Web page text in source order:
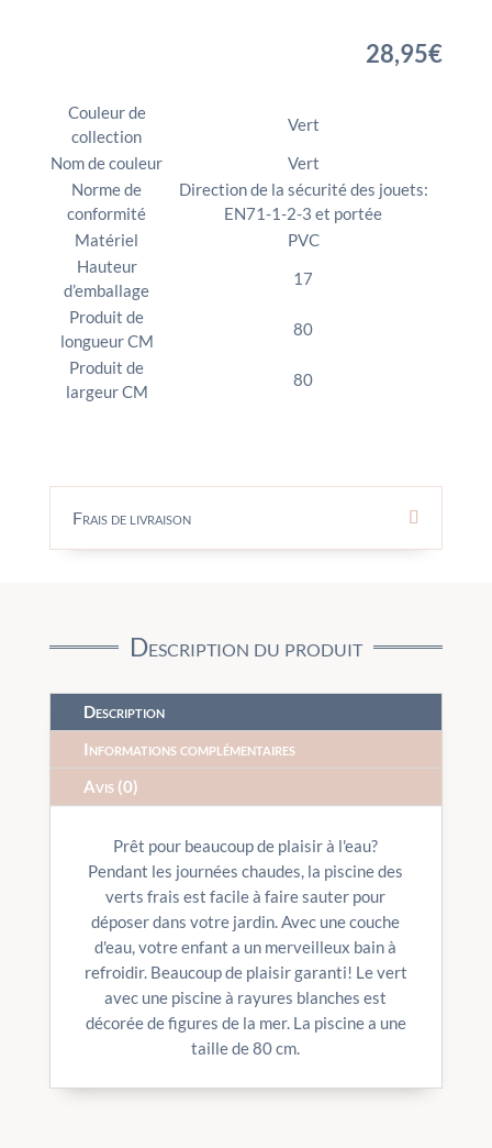
28,95€
Couleur de
collection
Vert
Nom de couleur
Vert
Norme de
conformité
Direction de la sécurité des jouets:
EN71-1-2-3 et portée
Matériel
PVC
Hauteur
d’emballage
17
Produit de
longueur CM
80
Produit de
largeur CM
80
Frais de livraison
Description du produit
Description
Informations complémentaires
Avis (0)
Prêt pour beaucoup de plaisir à l'eau?
Pendant les journées chaudes, la piscine des
verts frais est facile à faire sauter pour
déposer dans votre jardin. Avec une couche
d'eau, votre enfant a un merveilleux bain à
refroidir. Beaucoup de plaisir garanti! Le vert
avec une piscine à rayures blanches est
décorée de figures de la mer. La piscine a une
taille de 80 cm.